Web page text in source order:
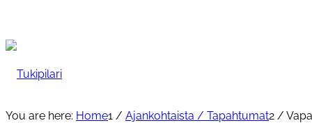
You are here: Home1 / Ajankohtaista / Tapahtumat2 /